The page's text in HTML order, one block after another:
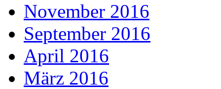
November 2016
September 2016
April 2016
März 2016